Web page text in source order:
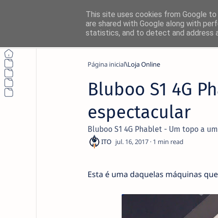
Não perca
Siga o NetThings nas suas
News
Instagram
Página inicial Loja Online
Bluboo S1 4G
espectacular
Bluboo S1 4G Phablet - Um topo a
1
Esta é uma daquelas máquinas
This site uses cookies from Google
are shared with Google along with
statistics, and to detect and address